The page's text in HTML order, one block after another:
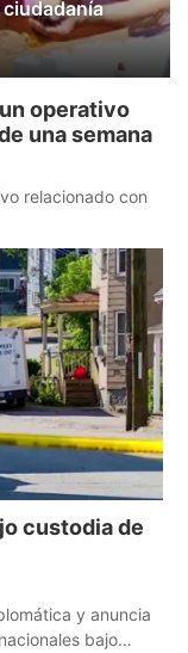
operativo
una semana
relacionado con
custodia de
y anuncia
bajo